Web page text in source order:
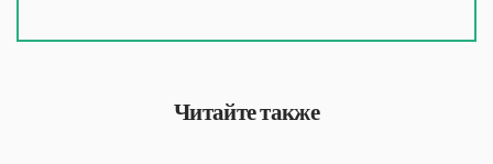
Читайте также